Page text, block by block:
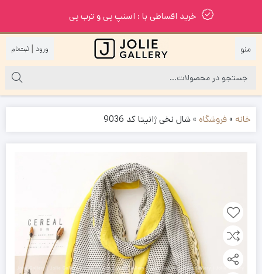
خرید اقساطی با : اسنپ پی و ترب پی
|
خانه »فروشگاه »شال نخی ژانیتا کد 9036